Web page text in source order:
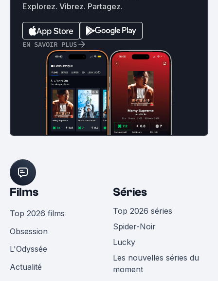
Explorez. Vibrez. Partagez.
EN SAVOIR PLUS
Films
Top 2026 films
Obsession
L'Odyssée
Actualité
Séries
Top 2026 séries
Spider-Noir
Lucky
Les nouvelles séries du
moment